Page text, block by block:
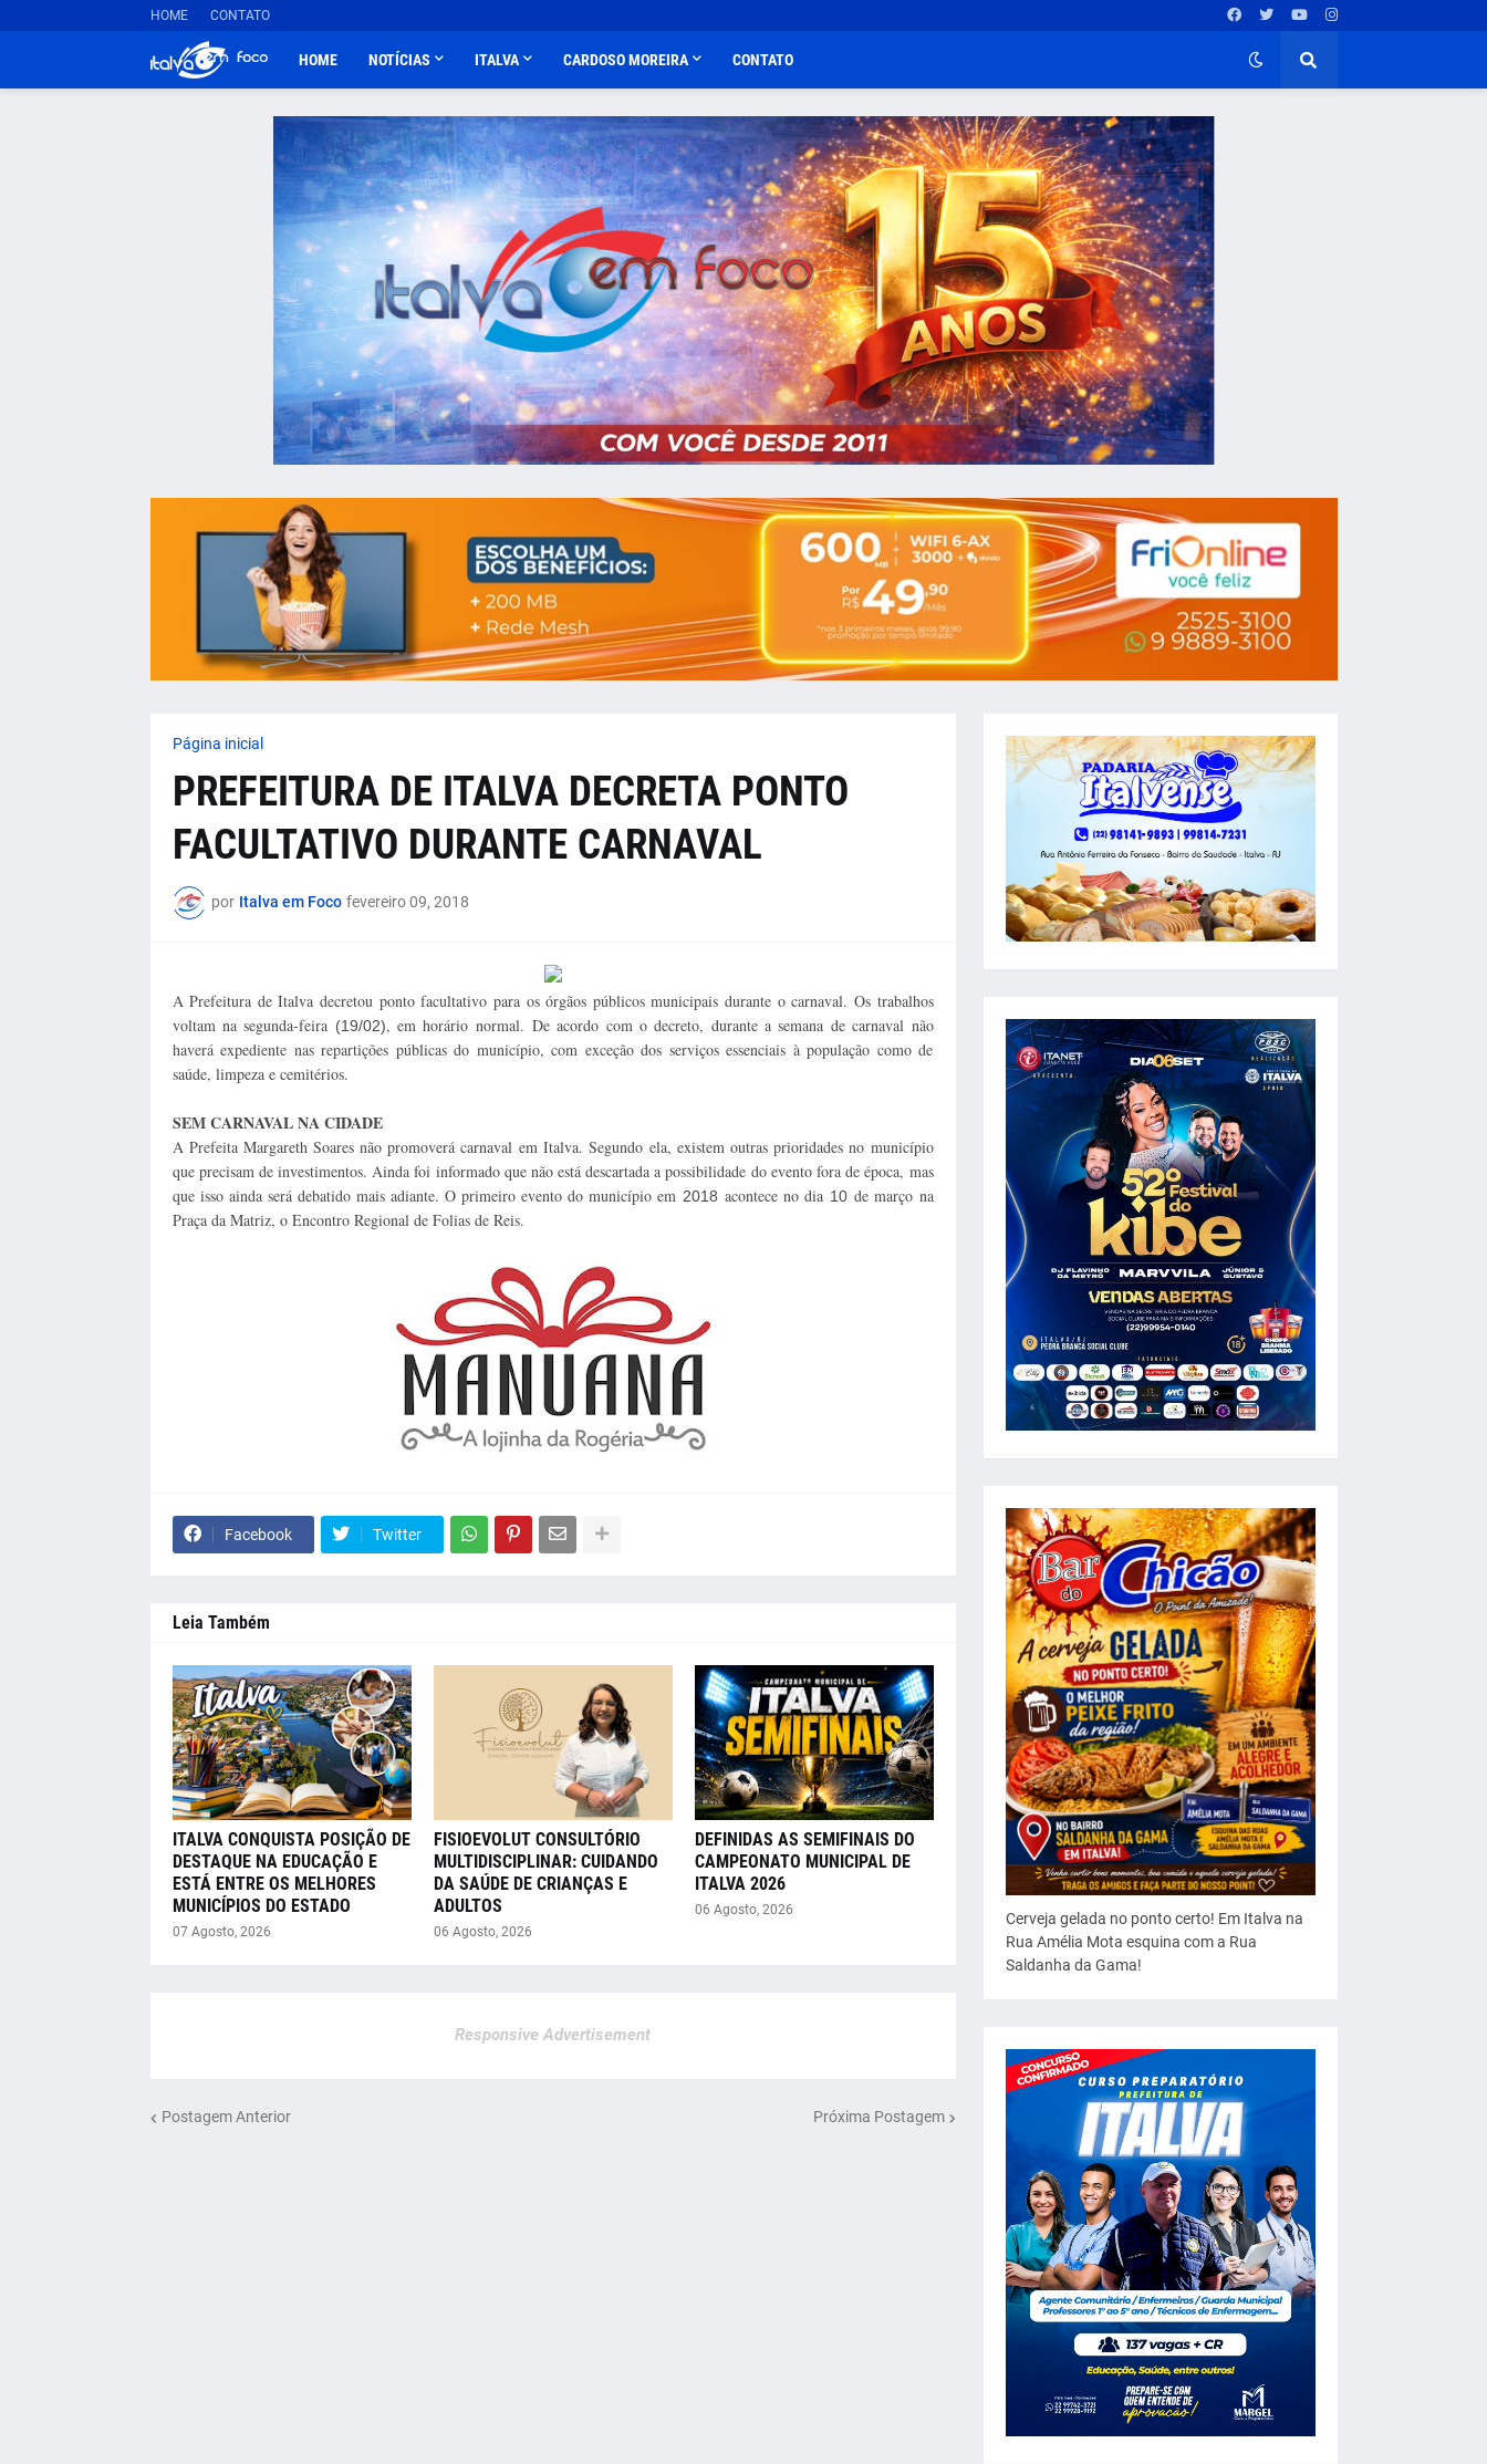
HOME CONTATO
HOME NOTÍCIAS ITALVA CARDOSO MOREIRA CONTATO
Página inicial
PREFEITURA DE ITALVA DECRETA PONTO
FACULTATIVO DURANTE CARNAVAL
por Italva em Foco fevereiro 09, 2018
A Prefeitura de Italva decretou ponto facultativo para os órgãos públicos municipais durante o carnaval. Os trabalhos
voltam na segunda-feira (19/02), em horário normal. De acordo com o decreto, durante a semana de carnaval não
haverá expediente nas repartições públicas do município, com exceção dos serviços essenciais à população como de
saúde, limpeza e cemitérios.
SEM CARNAVAL NA CIDADE
A Prefeita Margareth Soares não promoverá carnaval em Italva. Segundo ela, existem outras prioridades no município
que precisam de investimentos. Ainda foi informado que não está descartada a possibilidade do evento fora de época, mas
que isso ainda será debatido mais adiante. O primeiro evento do município em2018 acontece no dia 10 de março na
Praça da Matriz, o Encontro Regional de Folias de Reis.
Facebook Twitter
Leia Também
ITALVA CONQUISTA POSIÇÃO DE
DESTAQUE NA EDUCAÇÃO E
ESTÁ ENTRE OS MELHORES
MUNICÍPIOS DO ESTADO
07 Agosto, 2026
FISIOEVOLUT CONSULTÓRIO
MULTIDISCIPLINAR: CUIDANDO
DA SAÚDE DE CRIANÇAS E
ADULTOS
06 Agosto, 2026
DEFINIDAS AS SEMIFINAIS DO
CAMPEONATO MUNICIPAL DE
ITALVA 2026
06 Agosto, 2026
Responsive Advertisement
Postagem Anterior Próxima Postagem
Cerveja gelada no ponto certo! Em Italva na
Rua Amélia Mota esquina com a Rua
Saldanha da Gama!